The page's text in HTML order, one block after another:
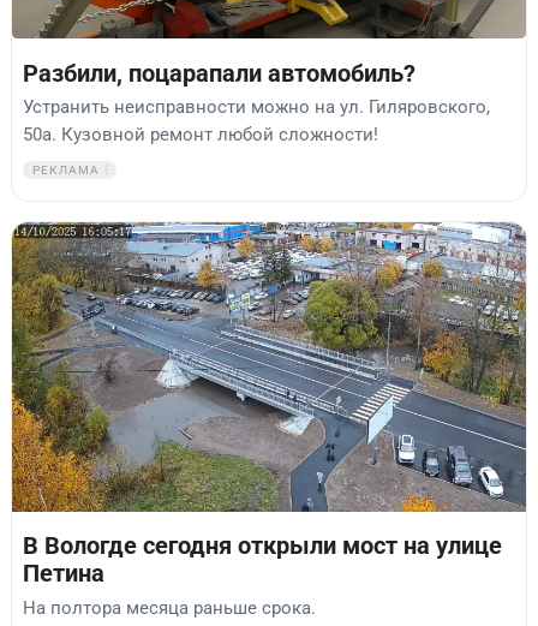
Разбили, поцарапали автомобиль?
Устранить неисправности можно на ул. Гиляровского,
50а. Кузовной ремонт любой сложности!
РЕКЛАМА
В Вологде сегодня открыли мост на улице
Петина
На полтора месяца раньше срока.